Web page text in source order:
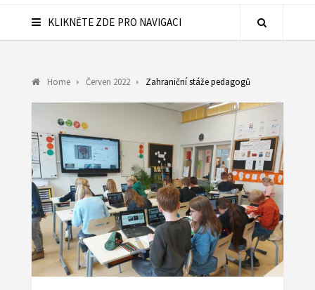
KLIKNĚTE ZDE PRO NAVIGACI
Home Červen 2022 Zahraniční stáže pedagogů